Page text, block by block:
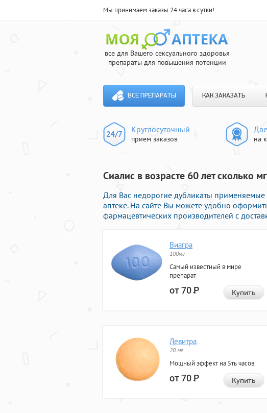
Мы принимаем заказы 24 часа в сутки!
все для Вашего сексуального здоровья
препараты для повышения потенции
ВСЕ ПРЕПАРАТЫ КАК ЗАКАЗАТЬ
Круглосуточный
прием заказов на
Сиалис в возрасте 60 лет сколько
Для Вас недорогие дубликаты
аптеке. На сайте Вы можете удобно
фармацевтических производителей с
Виагра
100мг
Самый известный в мире
препарат
от 70Р Купить
Левитра
20 мг
Мощный эффект на 5ть часов.
от 70Р Купить